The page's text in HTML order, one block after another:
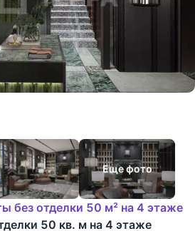
Еще фото
без отделки 50 м² на 4 этаже
50 кв. м на 4 этаже